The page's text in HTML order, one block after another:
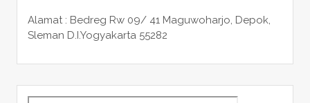
Alamat : Bedreg Rw 09/ 41 Maguwoharjo, Depok,
Sleman D.I.Yogyakarta 55282